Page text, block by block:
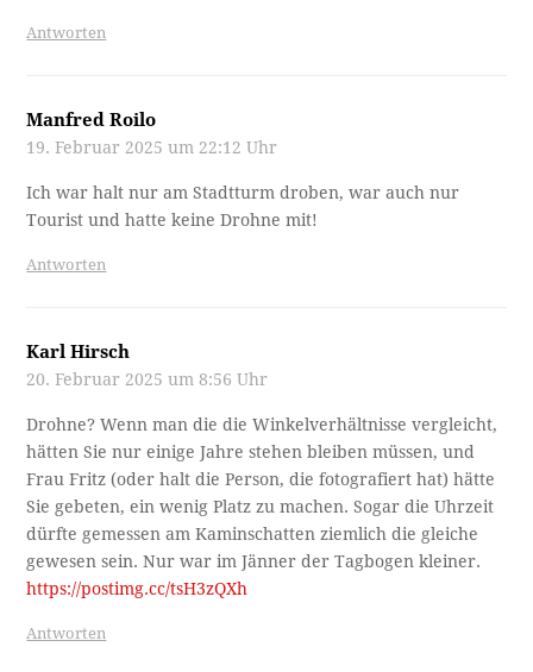
Antworten
Manfred Roilo
19. Februar 2025 um 22:12 Uhr
Ich war halt nur am Stadtturm droben, war auch nur
Tourist und hatte keine Drohne mit!
Antworten
Karl Hirsch
20. Februar 2025 um 8:56 Uhr
Drohne? Wenn man die die Winkelverhältnisse vergleicht,
hätten Sie nur einige Jahre stehen bleiben müssen, und
Frau Fritz (oder halt die Person, die fotografiert hat) hätte
Sie gebeten, ein wenig Platz zu machen. Sogar die Uhrzeit
dürfte gemessen am Kaminschatten ziemlich die gleiche
gewesen sein. Nur war im Jänner der Tagbogen kleiner.
https://postimg.cc/tsH3zQXh
Antworten